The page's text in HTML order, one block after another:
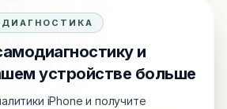
и
устройстве больше
iPhone и получите